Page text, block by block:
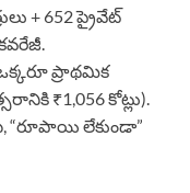
+ 652 ప్రైవేట్
ఒక్కరూ ప్రాథమిక
₹1,056 కోట్లు).
“రూపాయి లేకుండా”